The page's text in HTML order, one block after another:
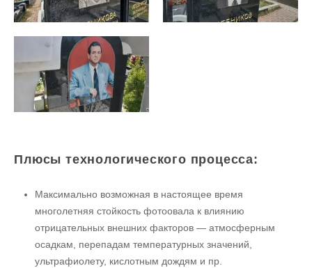
Плюсы технологического процесса:
Максимально возможная в настоящее время
многолетняя стойкость фотоовала к влиянию
отрицательных внешних факторов — атмосферным
осадкам, перепадам температурных значений,
ультрафиолету, кислотным дождям и пр.